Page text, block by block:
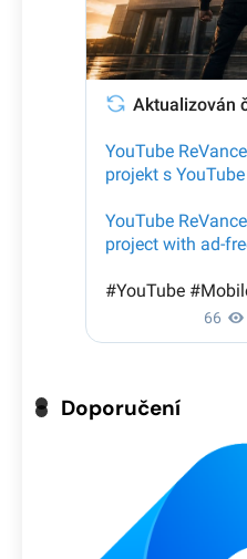
Doporučení